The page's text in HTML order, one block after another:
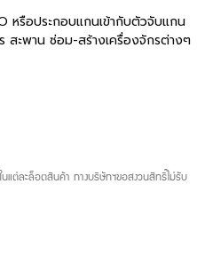
หรือประกอบแกนเข้ากับตัวจับแกน
ร สะพาน ซ่อม-สร้างเครื่องจักรต่างๆ
นแต่ละล็อตสินค้า ทางบริษัทฯขอสงวนสิทธิ์ไม่รับ